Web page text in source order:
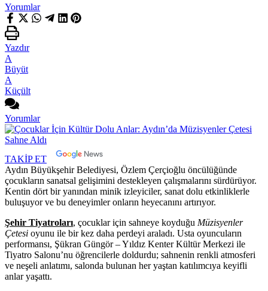
Yorumlar
Yazdır
A
Büyüt
A
Küçült
Yorumlar
TAKİP ET
Aydın Büyükşehir Belediyesi, Özlem Çerçioğlu öncülüğünde
çocukların sanatsal gelişimini destekleyen çalışmalarını sürdürüyor.
Kentin dört bir yanından minik izleyiciler, sanat dolu etkinliklerle
buluşuyor ve bu deneyimler onların heyecanını artırıyor.
Şehir Tiyatroları, çocuklar için sahneye koyduğu Müzisyenler
Çetesi oyunu ile bir kez daha perdeyi araladı. Usta oyuncuların
performansı, Şükran Güngör – Yıldız Kenter Kültür Merkezi ile
Tiyatro Salonu’nu öğrencilerle doldurdu; sahnenin renkli atmosferi
ve neşeli anlatımı, salonda bulunan her yaştan katılımcıya keyifli
anlar yaşattı.